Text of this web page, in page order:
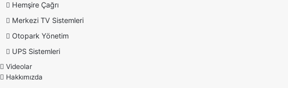
Hemşire Çağrı
Merkezi TV Sistemleri
Otopark Yönetim
UPS Sistemleri
Videolar
Hakkımızda